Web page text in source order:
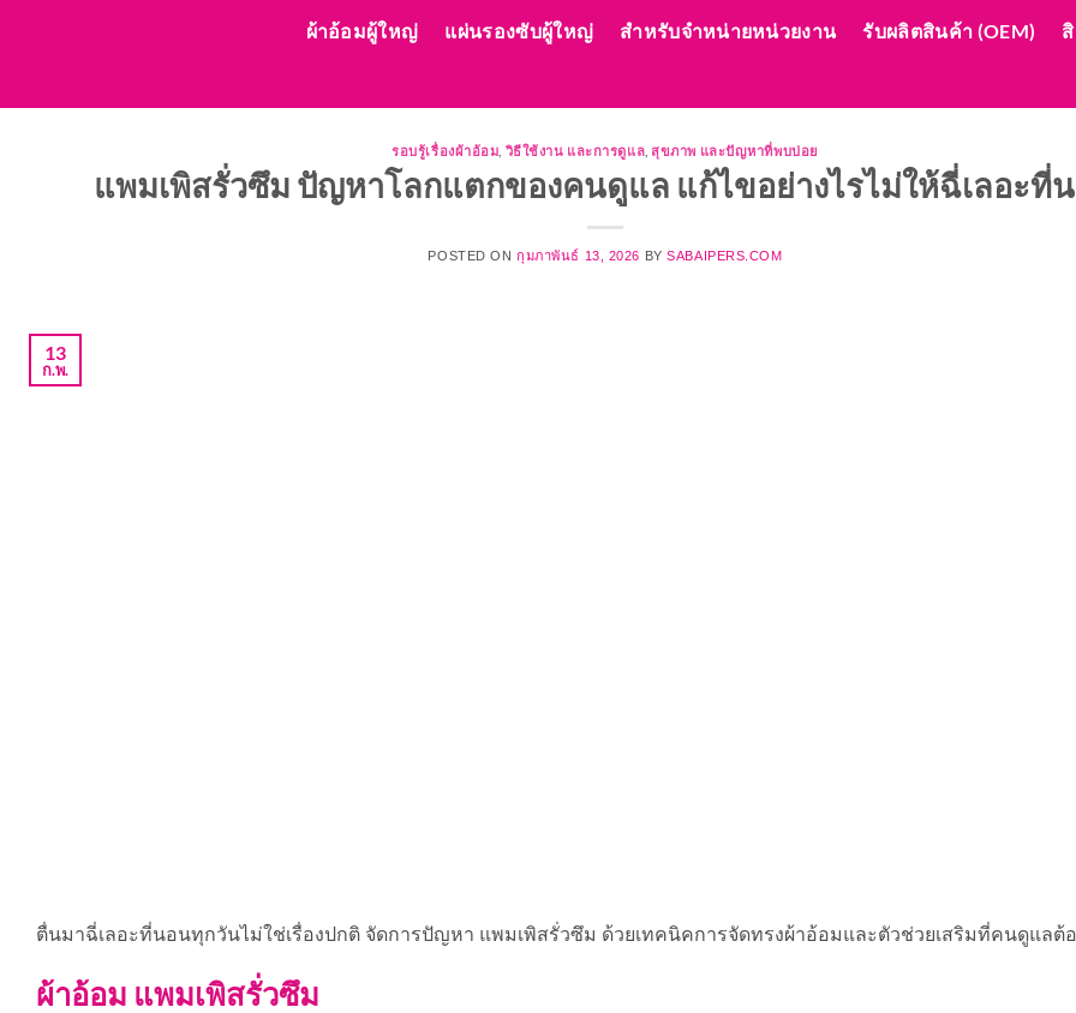
เนื้อหา
ผ้าอ้อมผู้ใหญ่ แผ่นรองซับผู้ใหญ่ สำหรับจำหน่ายหน่วยงาน รับผลิตสินค้า (OEM)
รอบรู้เรื่องผ้าอ้อม วิธีใช้งาน และการดูแล สุขภาพ และปัญหาที่พบบ่อย
แพมเพิสรั่วซึม ปัญหาโลกแตกของคนดูแล แก้ไขอย่างไรไม่ให้ฉี่เลอะที่
POSTED ON กุมภาพันธ์ 13, 2026 BYSABAIPERS.COM
13
ก.พ.
ตื่นมาฉี่เลอะที่นอนทุกวันไม่ใช่เรื่องปกติ จัดการปัญหา แพมเพิสรั่วซึม ด้วยเทคนิคการจัดทรงผ้าอ้อมและตัวช่วยเสริมที่คนดูแลต้
ผ้าอ้อม แพมเพิสรั่วซึม